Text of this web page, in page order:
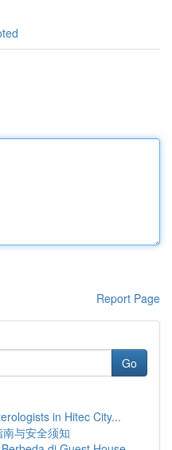
Report Page
Go
in Hitec City...
与安全须知